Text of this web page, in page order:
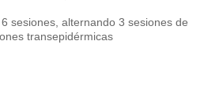
sesiones, alternando 3 sesiones de
transepidérmicas